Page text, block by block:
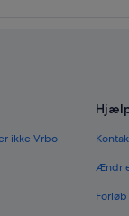
ikke Vrbo-
Ændr